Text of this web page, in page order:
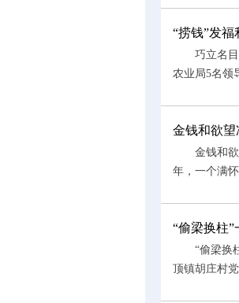
“捞钱”发福
巧立名目、
农业局5名
金钱和欲望
金钱和欲
年，一个满
“偷梁换柱
“偷梁换柱
顶镇胡庄村